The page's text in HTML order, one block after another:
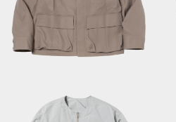
Fade Crease
Coverall/Grey